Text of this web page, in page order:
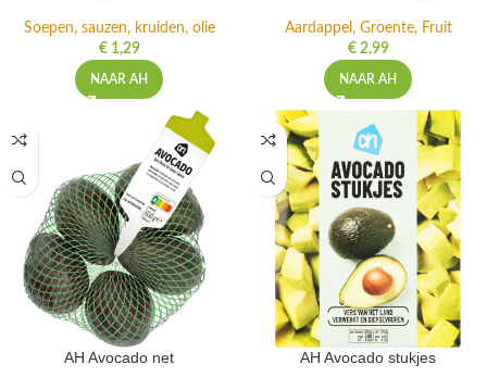
Soepen, sauzen, kruiden, olie
€1,29
NAAR AH
Aardappel, Groente, Fruit
€2,99
NAAR AH
AH Avocado net AH Avocado stukjes